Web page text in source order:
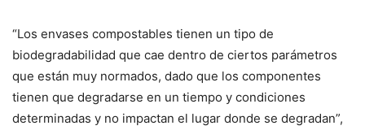
“Los envases compostables tienen un tipo de
biodegradabilidad que cae dentro de ciertos parámetros
que están muy normados, dado que los componentes
tienen que degradarse en un tiempo y condiciones
determinadas y no impactan el lugar donde se degradan”,